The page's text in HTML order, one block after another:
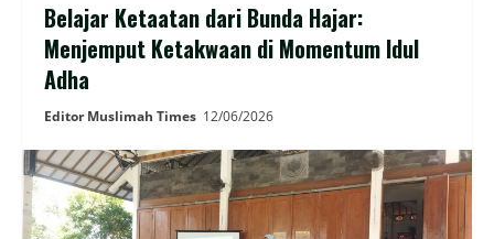
Belajar Ketaatan dari Bunda Hajar:
Menjemput Ketakwaan di Momentum Idul
Adha
Editor Muslimah Times 12/06/2026